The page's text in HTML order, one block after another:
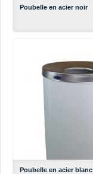
Poubelle en acier noir
Poubelle en acier blanc